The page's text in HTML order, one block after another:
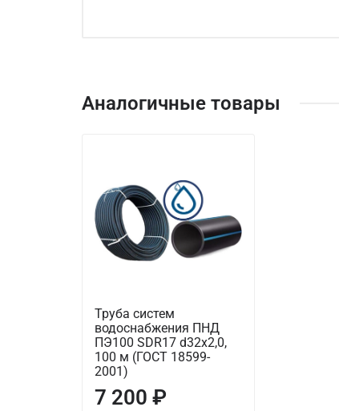
Аналогичные товары
Труба систем
водоснабжения ПНД
ПЭ100 SDR17 d32х2,0,
100 м (ГОСТ 18599-
2001)
7 200 ₽